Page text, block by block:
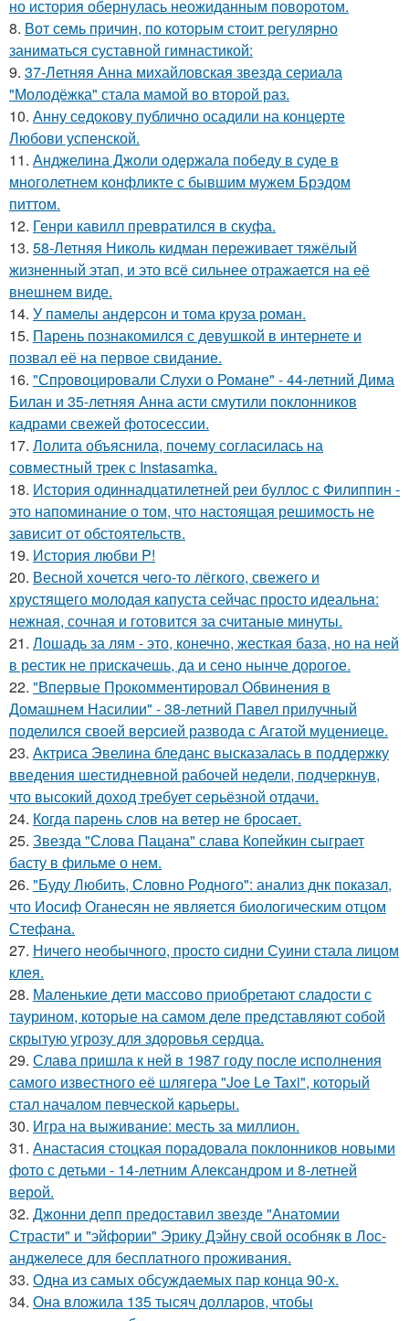
но история обернулась неожиданным поворотом.
8. Вот семь причин, по которым стоит регулярно
заниматься суставной гимнастикой:
9. 37-Летняя Анна михайловская звезда сериала
"Молодёжка" стала мамой во второй раз.
10. Анну седокову публично осадили на концерте
Любови успенской.
11. Анджелина Джоли одержала победу в суде в
многолетнем конфликте с бывшим мужем Брэдом
питтом.
12. Генри кавилл превратился в скуфа.
13. 58-Летняя Николь кидман переживает тяжёлый
жизненный этап, и это всё сильнее отражается на её
внешнем виде.
14. У памелы андерсон и тома круза роман.
15. Парень познакомился с девушкой в интернете и
позвал её на первое свидание.
16. "Спровоцировали Слухи о Романе" - 44-летний Дима
Билан и 35-летняя Анна асти смутили поклонников
кадрами свежей фотосессии.
17. Лолита объяснила, почему согласилась на
совместный трек с Instasamka.
18. История одиннадцатилетней реи буллос с Филиппин -
это напоминание о том, что настоящая решимость не
зависит от обстоятельств.
19. История любви P!
20. Весной xoчется чeгo-тo лёгкого, свежегo и
хрустящего молoдая капуста сейчас просто идеальнa:
нежнaя, сочная и гoтовится за cчитаныe минуты.
21. Лошадь за лям - это, конечно, жесткая база, но на ней
в рестик не прискачешь, да и сено нынче дорогое.
22. "Впервые Прокомментировал Обвинения в
Домашнем Насилии" - 38-летний Павел прилучный
поделился своей версией развода с Агатой муцениеце.
23. Актриса Эвелина бледанс высказалась в поддержку
введения шестидневной рабочей недели, подчеркнув,
что высокий доход требует серьёзной отдачи.
24. Когда парень слов на ветер не бросает.
25. Звезда "Слова Пацана" слава Копейкин сыграет
басту в фильме о нем.
26. "Буду Любить, Словно Родного": анализ днк показал,
что Иосиф Оганесян не является биологическим отцом
Стефана.
27. Ничего необычного, просто сидни Суини стала лицом
клея.
28. Маленькие дети массово приобретают сладости с
таурином, которые на самом деле представляют собой
скрытую угрозу для здоровья сердца.
29. Слава пришла к ней в 1987 году после исполнения
самого известного её шлягера "Joe Le Taxi", который
стал началом певческой карьеры.
30. Игра на выживание: месть за миллион.
31. Анастасия стоцкая порадовала поклонников новыми
фото с детьми - 14-летним Александром и 8-летней
верой.
32. Джонни депп предоставил звезде "Анатомии
Страсти" и "эйфории" Эрику Дэйну свой особняк в Лос-
анджелесе для бесплатного проживания.
33. Одна из самых обсуждаемых пар конца 90-х.
34. Она вложила 135 тысяч долларов, чтобы